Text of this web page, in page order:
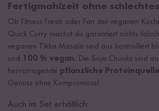
Fertigmahlzeit ohne
Ob Fitness Freak oder Fan der veganen
Quick Curry machst du garantiert nichts
veganen Tikka Masala sind aus kontrolliert
und
100 % vegan. Die Soja Chunks sind
hervorragende pflanzliche Proteinquelle
Genuss ohne Kompromisse!
Auch im Set erhältlich: